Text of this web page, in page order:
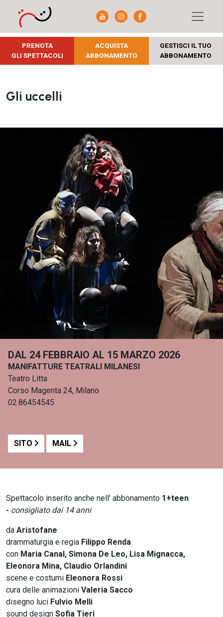
PRENOTA
GLI SPETTACOLI
ACQUISTA
ABBONAMENTO
GESTISCI IL TUO
ABBONAMENTO
Gli uccelli
DAL 24 FEBBRAIO AL 15 MARZO 2026
MANIFATTURE TEATRALI MILANESI
Teatro Litta
Corso Magenta 24, Milano
02.86454545
SITO MAIL
Spettacolo inserito anche nell’ abbonamento 1+teen
- consigliato dai 14 anni
da Aristofane
drammaturgia e regia Filippo Renda
con Maria Canal, Simona De Leo, Lisa Mignacca,
Eleonora Mina, Claudio Orlandini
scene e costumi Eleonora Rossi
cura delle animazioni Valeria Sacco
disegno luci Fulvio Melli
sound design Sofia Tieri